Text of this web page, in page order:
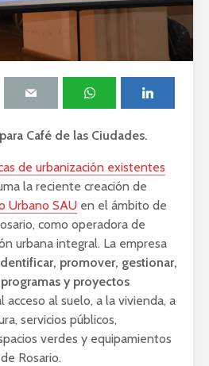
Café de las Ciudades.
de urbanización existentes
la reciente creación de
Urbano SAU en el ámbito de
como operadora de
urbana integral. La empresa
promover, gestionar,
y proyectos
acceso al suelo, a la vivienda, a
servicios públicos,
verdes y equipamientos
Rosario.